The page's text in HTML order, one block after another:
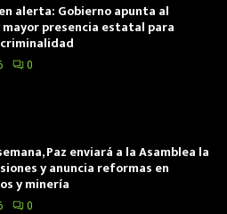
alerta: Gobierno apunta al
presencia estatal para
0
Paz enviará a la Asamblea la
y anuncia reformas en
y minería
0